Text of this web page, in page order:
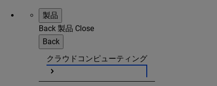
製品
Back 製品 Close
Back
クラウドコンピューティング